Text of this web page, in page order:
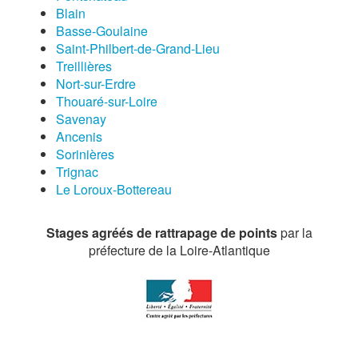
Blain
Basse-Goulaine
Saint-Philbert-de-Grand-Lieu
Treillières
Nort-sur-Erdre
Thouaré-sur-Loire
Savenay
Ancenis
Sorinières
Trignac
Le Loroux-Bottereau
Stages agréés de rattrapage de pointspar la
préfecture de la Loire-Atlantique